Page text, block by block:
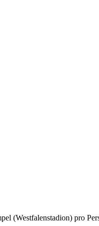
(Westfalenstadion) pro